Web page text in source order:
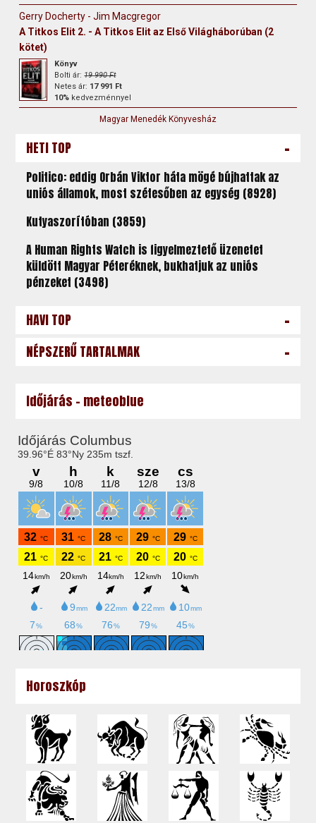
Gerry Docherty - Jim Macgregor
A Titkos Elit 2. - A Titkos Elit az Első Világháborúban (2
kötet)
Könyv
Bolti ár:19 990 Ft
Netes ár: 17 991 Ft
10% kedvezménnyel
Magyar Menedék Könyvesház
HETI TOP -
Politico: eddig Orbán Viktor háta mögé bújhattak az
uniós államok, most szétesőben az egység (8928)
Kutyaszorítóban (3859)
A Human Rights Watch is figyelmeztető üzenetet
küldött Magyar Péteréknek, bukhatjuk az uniós
pénzeket (3498)
HAVI TOP -
NÉPSZERŰ TARTALMAK -
Időjárás - meteoblue
Horoszkóp